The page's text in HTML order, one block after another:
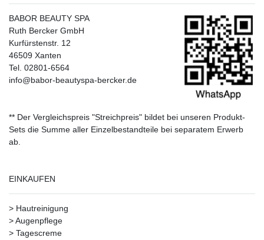
BABOR BEAUTY SPA
Ruth Bercker GmbH
Kurfürstenstr. 12
46509 Xanten
Tel. 02801-6564
info@babor-beautyspa-bercker.de
** Der Vergleichspreis "Streichpreis" bildet bei unseren Produkt-
Sets die Summe aller Einzelbestandteile bei separatem Erwerb
ab.
EINKAUFEN
> Hautreinigung
>Augenpflege
> Tagescreme